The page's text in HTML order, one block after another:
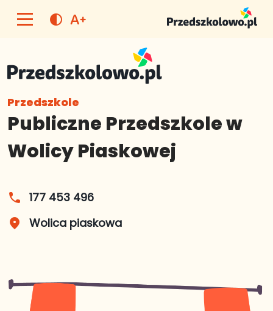
contrast text_increase
Przedszkole
Publiczne Przedszkole w
Wolicy Piaskowej
phone 177 453 496
place Wolica piaskowa